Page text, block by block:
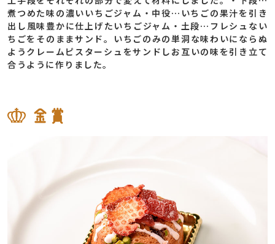
煮つめた味の濃いいちごジャム・中役…いちごの果汁を引き
出し風味豊かに仕上げたいちごジャム・土段…フレシュない
ちごをそのままサンド。いちごのみの単洞な味わいにならぬ
ようクレームピスターシュをサンドしお互いの味を引き立て
合うように作りました。
金賞